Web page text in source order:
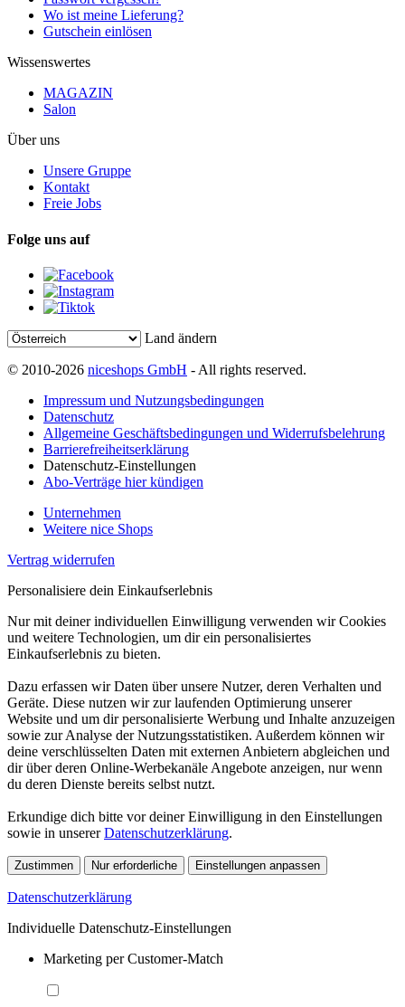
Wo ist meine Lieferung?
Gutschein einlösen
Wissenswertes
MAGAZIN
Salon
Über uns
Unsere Gruppe
Kontakt
Freie Jobs
Folge uns auf
Land ändern
© 2010-2026 niceshops GmbH - All rights reserved.
Impressum und Nutzungsbedingungen
Datenschutz
Allgemeine Geschäftsbedingungen und Widerrufsbelehrung
Barrierefreiheitserklärung
Datenschutz-Einstellungen
Abo-Verträge hier kündigen
Unternehmen
Weitere nice Shops
Vertrag widerrufen
Personalisiere dein Einkaufserlebnis
Nur mit deiner individuellen Einwilligung verwenden wir Cookies
und weitere Technologien, um dir ein personalisiertes
Einkaufserlebnis zu bieten.
Dazu erfassen wir Daten über unsere Nutzer, deren Verhalten und
Geräte. Diese nutzen wir zur laufenden Optimierung unserer
Website und um dir personalisierte Werbung und Inhalte anzuzeigen
sowie zur Analyse der Nutzungsstatistiken. Außerdem können wir
deine verschlüsselten Daten mit externen Anbietern abgleichen und
dir über deren Online-Werbekanäle Angebote anzeigen, nur wenn
du deren Dienste bereits selbst nutzt.
Erkundige dich bitte vor deiner Einwilligung in den Einstellungen
sowie in unsererDatenschutzerklärung.
Zustimmen Nur erforderliche Einstellungen anpassen
Datenschutzerklärung
Individuelle Datenschutz-Einstellungen
Marketing per Customer-Match